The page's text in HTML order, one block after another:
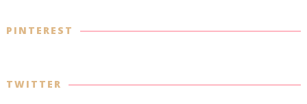
PINTEREST
TWITTER